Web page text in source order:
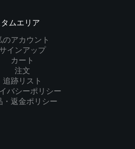
ムエリア
のアカウント
インアップ
カート
注文
追跡リスト
バシーポリシー
・返金ポリシー